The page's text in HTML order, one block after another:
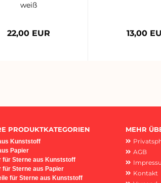
weiß
22,00 EUR 13,00
MEHR
AGB
Kontakt
PRODUKTKATEGORIEN
Kunststoff
Papier
für Sterne aus Kunststoff
für Sterne aus Papier
für Sterne aus Kunststoff